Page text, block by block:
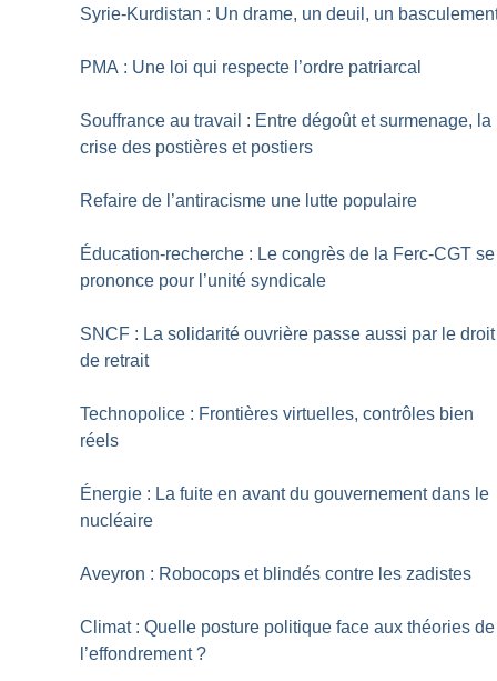
Syrie-Kurdistan : Un drame, un deuil, un
PMA : Une loi qui respecte l’ordre patriarcal
Souffrance au travail : Entre dégoût et surmenage, la
crise des postières et postiers
Refaire de l’antiracisme une lutte populaire
Éducation-recherche : Le congrès de la Ferc-CGT se
prononce pour l’unité syndicale
SNCF : La solidarité ouvrière passe aussi par le droit
de retrait
Technopolice : Frontières virtuelles, contrôles bien
réels
Énergie : La fuite en avant du gouvernement dans le
nucléaire
Aveyron : Robocops et blindés contre les zadistes
Climat : Quelle posture politique face aux théories de
l’effondrement ?